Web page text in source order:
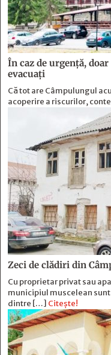
În caz de urgență,
evacuați
Că tot are Câmpulungul
acoperire a riscurilor,
Zeci de clădiri din
Cu proprietar privat sau
municipiul muscelean
dintre […] Citește!